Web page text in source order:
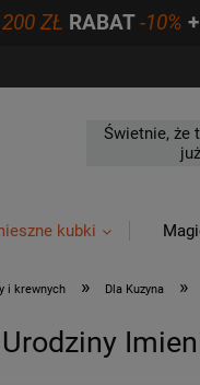
200 ZŁ RABAT-10%
Świetnie, że
kubki
i krewnych » Dla Kuzyna »